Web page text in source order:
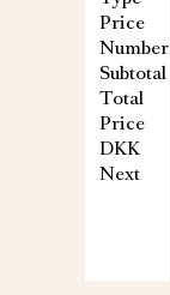
Price
Number
Subtotal
Total
Price
DKK
Next